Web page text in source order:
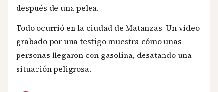
después de una pelea.
Todo ocurrió en la ciudad de Matanzas. Un video
grabado por una testigo muestra cómo unas
personas llegaron con gasolina, desatando una
situación peligrosa.